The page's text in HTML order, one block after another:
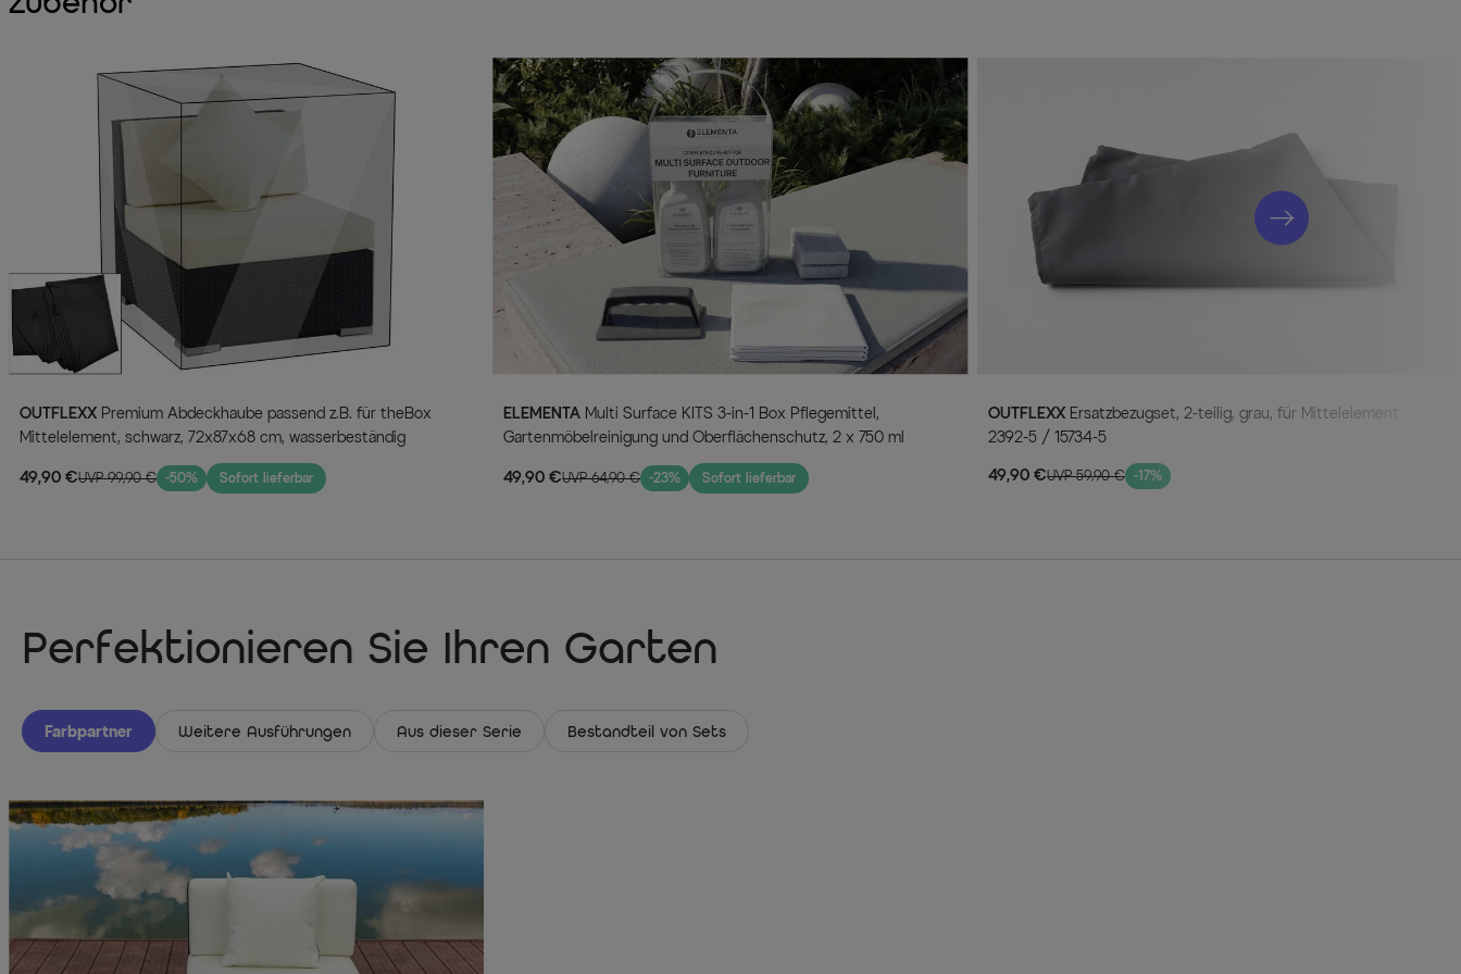
OUTFLEXX
Mittelelement, schwarz, 72x87x68 cm, wasserbeständig
49,90 €UVP 99,90 € -50% Sofort lieferbar
ELEMENTA
Gartenmöbelreinigung und Oberflächenschutz, 2 x 750 ml
49,90 €UVP 64,90 € -23% Sofort lieferbar
OUTFLEXXErsatzbezugset, 2-teilig, grau, für Mittelelement
2392-5 / 15734-5
49,90 €UVP 59,90 € -17%
Perfektionieren Sie Ihren Garten
Farbpartner Weitere Ausführungen Aus dieser Serie Bestandteil von Sets